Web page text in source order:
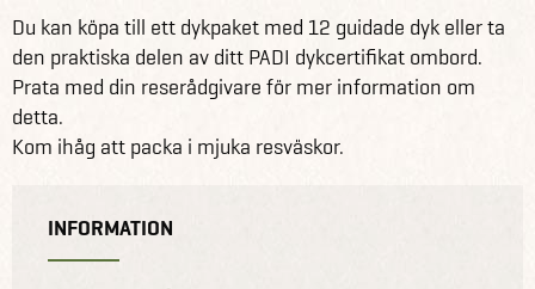
Du kan köpa till ett dykpaket med 12 guidade dyk eller ta
den praktiska delen av ditt PADI dykcertifikat ombord.
Prata med din reserådgivare för mer information om
detta.
Kom ihåg att packa i mjuka resväskor.
INFORMATION